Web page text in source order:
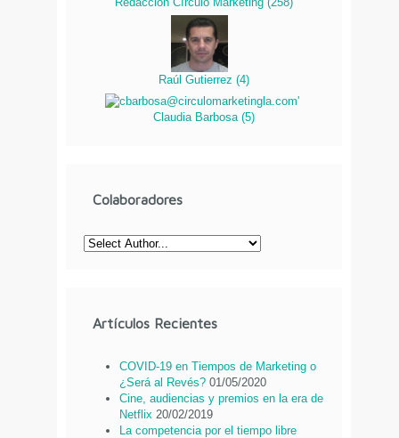
Raúl Gutierrez (4)
Claudia Barbosa (5)
Colaboradores
Artículos Recientes
COVID-19 en Tiempos de Marketing o
¿Será al Revés? 01/05/2020
Cine, audiencias y premios en la era de
Netflix 20/02/2019
La competencia por el tiempo libre